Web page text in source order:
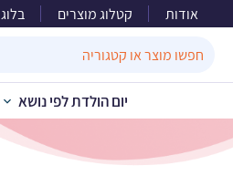
אודות קטלוג מוצרים בלוג
for:
יום הולדת לפי נושא